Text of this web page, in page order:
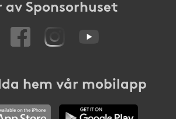
av Sponsorhuset
hem vår mobilapp